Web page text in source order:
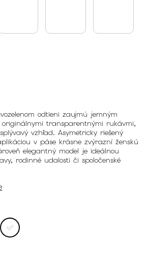
odtieni zaujmú jemným
originálnymi transparentnými rukávmi,
vzhľad. Asymetricky riešený
v páse krásne zvýrazní ženskú
elegantný model je ideálnou
rodinné udalosti či spoločenské